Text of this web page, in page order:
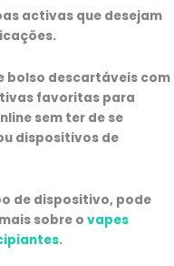
activas que desejam
bolso descartáveis com
favoritas para
sem ter de se
dispositivos de
de dispositivo, pode
sobre o vapes
.